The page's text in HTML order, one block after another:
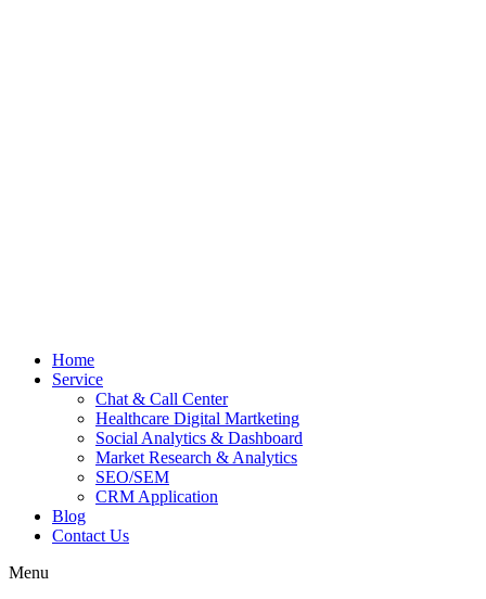
Home
Service
Chat & Call Center
Healthcare Digital Martketing
Social Analytics & Dashboard
Market Research & Analytics
SEO/SEM
CRM Application
Blog
Contact Us
Menu